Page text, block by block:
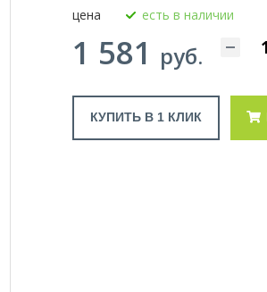
цена есть в наличии
1 581 руб.
КУПИТЬ В 1 КЛИК